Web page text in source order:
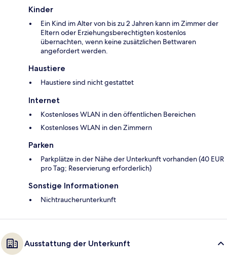
Kinder
Ein Kind im Alter von bis zu 2 Jahren kann im Zimmer der
Eltern oder Erziehungsberechtigten kostenlos
übernachten, wenn keine zusätzlichen Bettwaren
angefordert werden.
Haustiere
Haustiere sind nicht gestattet
Internet
Kostenloses WLAN in den öffentlichen Bereichen
Kostenloses WLAN in den Zimmern
Parken
Parkplätze in der Nähe der Unterkunft vorhanden (40 EUR
pro Tag; Reservierung erforderlich)
Sonstige Informationen
Nichtraucherunterkunft
Ausstattung der Unterkunft